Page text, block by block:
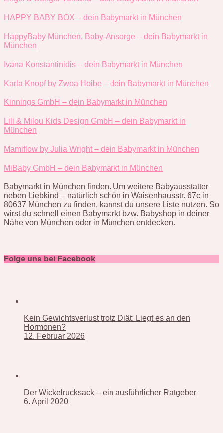
HAPPY BABY BOX – dein Babymarkt in München
HappyBaby München, Baby-Ansorge – dein Babymarkt in
München
Ivana Konstantinidis – dein Babymarkt in München
Karla Knopf by Zwoa Hoibe – dein Babymarkt in München
Kinnings GmbH – dein Babymarkt in München
Lili & Milou Kids Design GmbH – dein Babymarkt in
München
Mamiflow by Julia Wright – dein Babymarkt in München
MiBaby GmbH – dein Babymarkt in München
Babymarkt in München finden. Um weitere Babyausstatter
neben Liebkind – natürlich schön in Waisenhausstr. 67c in
80637 München zu finden, kannst du unsere Liste nutzen. So
wirst du schnell einen Babymarkt bzw. Babyshop in deiner
Nähe von München oder in München entdecken.
Folge uns bei Facebook
Kein Gewichtsverlust trotz Diät: Liegt es an den
Hormonen?
12. Februar 2026
Der Wickelrucksack – ein ausführlicher Ratgeber
6. April 2020